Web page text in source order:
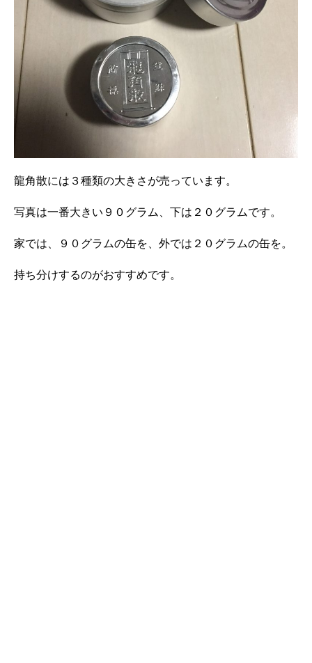
龍角散には３種類の大きさが売っています。
写真は一番大きい９０グラム、下は２０グラムです。
家では、９０グラムの缶を、外では２０グラムの缶を。
持ち分けするのがおすすめです。